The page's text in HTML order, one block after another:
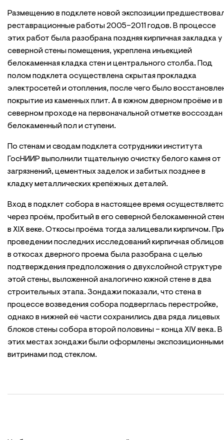
Размещению в подклете новой экспозиции
реставрационные работы 2005–2011 годов. В процессе
этих работ была разобрана поздняя кирпичная закладка у
северной стены помещения, укреплена инъекцией
белокаменная кладка стен и центрального столба. Под
полом подклета осуществлена скрытая прокладка
электросетей и отопления, после чего было
покрытие из каменных плит. А в южном дверном проёме и в
северном проходе на первоначальной отметке воссоздан
белокаменный пол и ступени.
По стенам и сводам подклета сотрудники института
ГосНИИР выполнили тщательную очистку белого камня от
загрязнений, цементных заделок и забитых позднее в
кладку металлических крепёжных деталей.
Вход в подклет собора в настоящее время
через проём, пробитый в его северной белокаменной
в ХIХ веке. Откосы проёма тогда залицевали кирпичом.
проведении последних исследований кирпичная
в откосах дверного проема была разобрана с целью
подтверждения предположения о двухслойной структуре
этой стены, выложенной аналогично южной стене в два
строительных этапа. Зондажи показали, что стена в
процессе возведения собора подверглась перестройке,
однако в нижней её части сохранились два ряда лицевых
блоков стены собора второй половины – конца ХIV века. В
этих местах зондажи были оформлены экспозиционными
витринами под стеклом.